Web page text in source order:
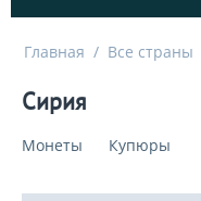
Главная / Все страны
Сирия
Монеты Купюры